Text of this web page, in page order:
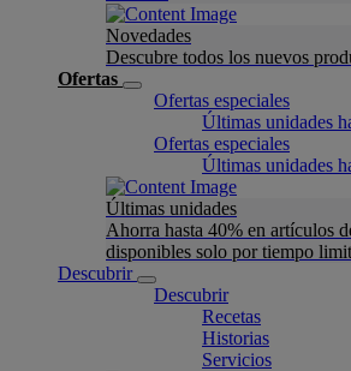
Novedades
Descubre todos los nuevos
Ofertas
Ofertas especiales
Últimas unidades
Ofertas especiales
Últimas unidades
Últimas unidades
Ahorra hasta 40% en artículos
disponibles solo por tiempo
Descubrir
Descubrir
Recetas
Historias
Servicios